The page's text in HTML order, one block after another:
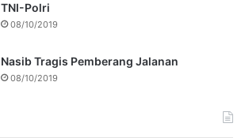
TNI-Polri
08/10/2019
Nasib Tragis Pemberang Jalanan
08/10/2019